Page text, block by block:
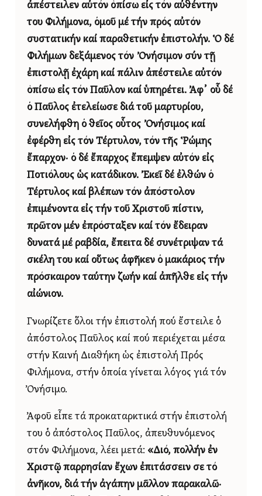
ἀπέστειλεν αὐτόν ὀπίσω εἰς τόν αὐθέντην
του Φιλήμονα, ὁμοῦ μέ τήν πρός αὐτόν
συστατικήν καί παραθετικήν ἐπιστολήν. Ὁ δέ
Φιλήμων δεξάμενος τόν Ὀνήσιμον σύν τῇ
ἐπιστολῇ ἐχάρη καί πάλιν ἀπέστειλε αὐτόν
ὀπίσω εἰς τόν Παῦλον καί ὑπηρέτει. Ἀφ᾿ οὗ δέ
ὁ Παῦλος ἐτελείωσε διά τοῦ μαρτυρίου,
συνελήφθη ὁ θεῖος οὗτος Ὀνήσιμος καί
ἐφέρθη εἰς τόν Τέρτυλον, τόν τῆς Ῥώμης
ἔπαρχον· ὁ δέ ἔπαρχος ἔπεμψεν αὐτόν εἰς
Ποτιόλους ὡς κατάδικον. Ἐκεῖ δέ ἐλθών ὁ
Τέρτυλος καί βλέπων τόν ἀπόστολον
ἐπιμένοντα εἰς τήν τοῦ Χριστοῦ πίστιν,
πρῶτον μέν ἐπρόσταξεν καί τόν ἔδειραν
δυνατά μέ ραβδία, ἔπειτα δέ συνέτριψαν τά
σκέλη του καί οὕτως ἀφῆκεν ὁ μακάριος τήν
πρόσκαιρον ταύτην ζωήν καί ἀπῆλθε εἰς τήν
αἰώνιον.
Γνωρίζετε ὅλοι τήν ἐπιστολή πού ἔστειλε ὁ
ἀπόστολος Παῦλος καί πού περιέχεται μέσα
στήν Καινή Διαθήκη ὡς ἐπιστολή Πρός
Φιλήμονα, στήν ὁποία γίνεται λόγος γιά τόν
Ὀνήσιμο.
Ἀφοῦ εἶπε τά προκαταρκτικά στήν ἐπιστολή
του ὁ ἀπόστολος Παῦλος, ἀπευθυνόμενος
στόν Φιλήμονα, λέει μετά: «Διό, πολλήν ἐν
Χριστῷ παρρησίαν ἔχων ἐπιτάσσειν σε τό
ἀνῆκον, διά τήν ἀγάπην μᾶλλον παρακαλῶ·